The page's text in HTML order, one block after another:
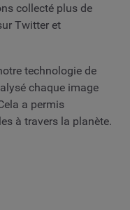
collecté plus de
Twitter et
technologie de
chaque image
a permis
à travers la planète.